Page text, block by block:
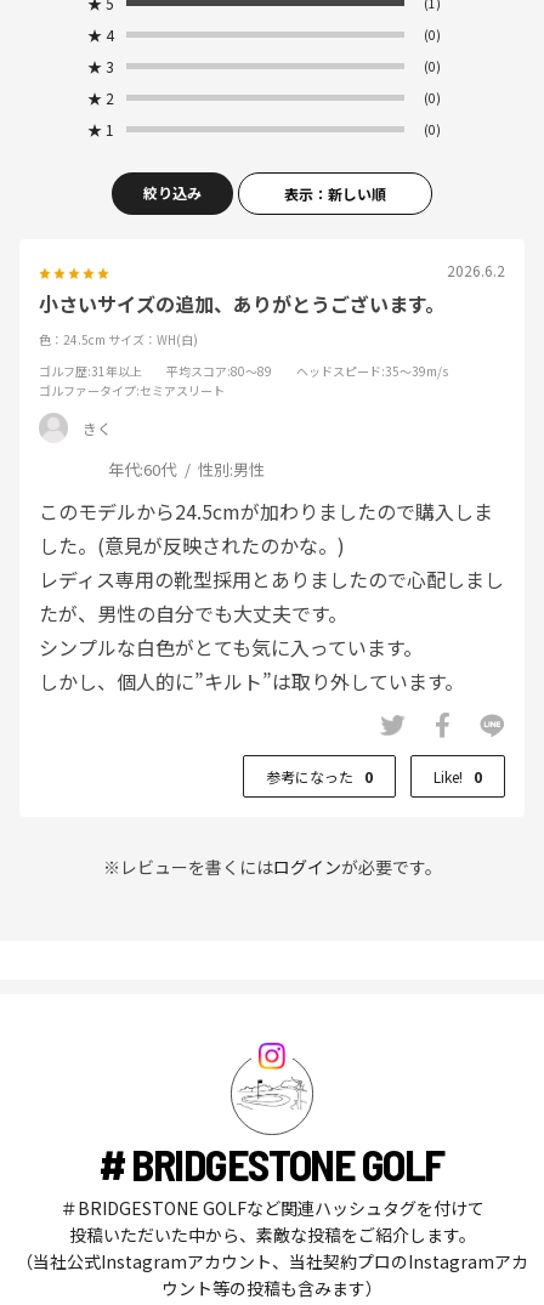
★ 4 (0)
★ 3 (0)
★ 2 (0)
★ 1 (0)
絞り込み 表示：新しい順
2026.6.2
小さいサイズの追加、ありがとうございます。
色：24.5cm サイズ：WH(白)
ゴルフ歴:31年以上 平均スコア:80～89 ヘッドスピード:35～39m/s
ゴルファータイプ:セミアスリート
きく
年代:60代 性別:男性
このモデルから24.5cmが加わりましたので購入しま
した。(意見が反映されたのかな。)
レディス専用の靴型採用とありましたので心配しまし
たが、男性の自分でも大丈夫です。
シンプルな白色がとても気に入っています。
しかし、個人的に”キルト”は取り外しています。
参考になった 0 Like! 0
※レビューを書くにはログインが必要です。
# BRIDGESTONE GOLF
＃BRIDGESTONE GOLFなど関連ハッシュタグを付けて
投稿いただいた中から、素敵な投稿をご紹介します。
（当社公式Instagramアカウント、当社契約プロのInstagramアカ
ウント等の投稿も含みます）